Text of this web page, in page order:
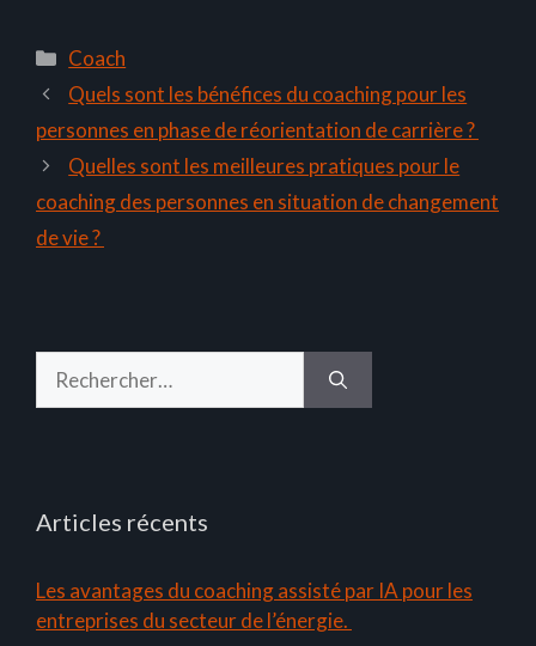
Catégories
Coach
Quels sont les bénéfices du coaching pour les
personnes en phase de réorientation de carrière ?
Quelles sont les meilleures pratiques pour le
coaching des personnes en situation de changement
de vie ?
Articles récents
Les avantages du coaching assisté par IA pour les
entreprises du secteur de l’énergie.